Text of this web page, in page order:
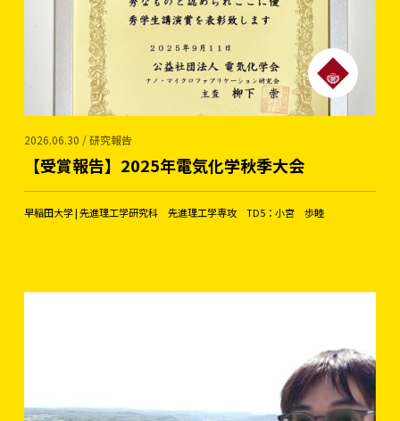
2026.06.30 / 研究報告
【受賞報告】2025年電気化学秋季大会
早稲田大学 | 先進理工学研究科 先進理工学専攻 TD5：小宮 歩睦